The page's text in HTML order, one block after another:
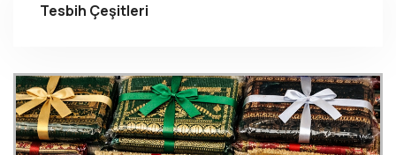
Tesbih Çeşitleri